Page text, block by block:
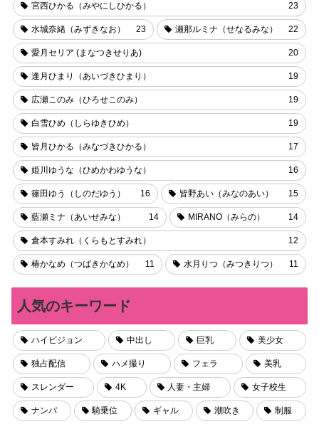
宮西ひかる（みやにしひかる） 23
水城奈緒（みずきなお） 23 瀬那ルミナ（せなるみな） 22
愛月セリア (まなつきせりあ) 20
逢月ひまり（あいづきひまり） 19
広瀬このみ（ひろせこのみ） 19
白雪ひめ（しらゆきひめ） 19
皆月ひかる（みなづきひかる） 17
姫川ゆうな（ひめかわゆうな） 16
篠田ゆう（しのだゆう） 16 皆野あい（みなのあい） 15
藍瀬ミナ（あいせみな） 14 MIRANO（みらの） 14
倉本すみれ（くらもとすみれ） 12
椿かなめ（つばきかなめ） 11 水月りつ（みつきりつ） 11
人気のキーワード
ハイビジョン 中出し 巨乳 美少女
独占配信 ハメ撮り フェラ 美乳
スレンダー 4K 人妻・主婦 女子校生
ナンパ 騎乗位 ギャル 潮吹き 制服